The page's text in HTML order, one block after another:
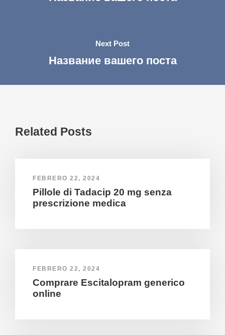
Next Post
Название вашего поста
Related Posts
FEBRERO 22, 2024
Pillole di Tadacip 20 mg senza
prescrizione medica
FEBRERO 22, 2024
Comprare Escitalopram generico
online